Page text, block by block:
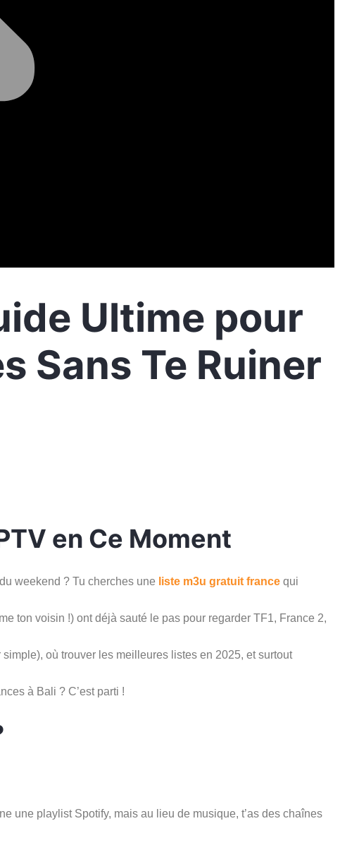
Ultime pour
Sans Te Ruiner
en Ce Moment
weekend ? Tu cherches une liste m3u gratuit france qui
ton voisin !) ont déjà sauté le pas pour regarder TF1, France 2,
où trouver les meilleures listes en 2025, et surtout
à Bali ? C’est parti !
une playlist Spotify, mais au lieu de musique, t’as des chaînes